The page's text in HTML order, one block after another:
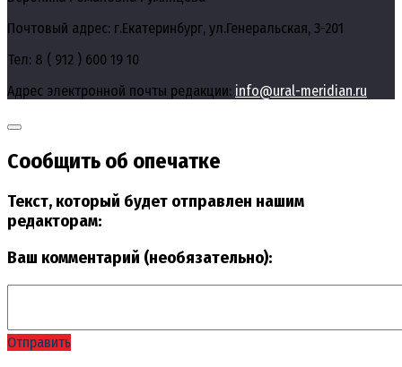
Почтовый адрес: г.Екатеринбург, ул.Генеральская, 3-201
Тел: 8 ( 912 ) 600 19 10
Адрес электронной почты редакции: info@ural-meridian.ru
Сообщить об опечатке
Текст, который будет отправлен нашим
редакторам:
Ваш комментарий (необязательно):
Отправить